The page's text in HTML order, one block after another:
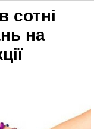
сотні
на